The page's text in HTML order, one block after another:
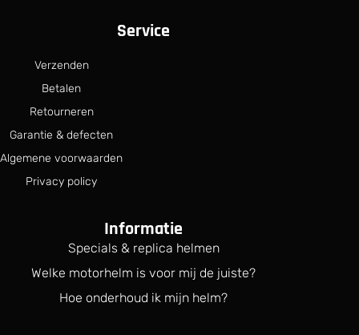
Service
Verzenden
Betalen
Retourneren
Garantie & defecten
Algemene voorwaarden
Privacy policy
Informatie
Specials & replica helmen
Welke motorhelm is voor mij de juiste?
Hoe onderhoud ik mijn helm?